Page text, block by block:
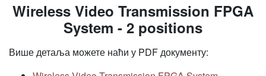
Wireless Video Transmission FPGA
System - 2 positions
Више детаља можете наћи у PDF документу: